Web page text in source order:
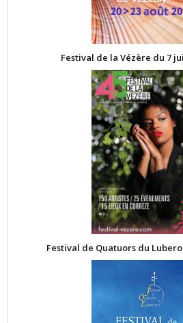
Festival de la Vézère du 7
Festival de Quatuors du